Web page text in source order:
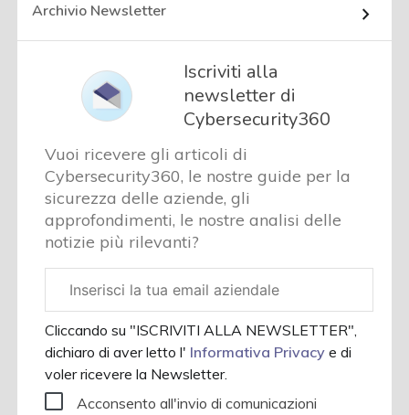
Archivio Newsletter
Iscriviti alla
newsletter di
Cybersecurity360
Vuoi ricevere gli articoli di
Cybersecurity360, le nostre guide per la
sicurezza delle aziende, gli
approfondimenti, le nostre analisi delle
notizie più rilevanti?
aziendale
Cliccando su "ISCRIVITI ALLA NEWSLETTER",
dichiaro di aver letto l' Informativa Privacye di
voler ricevere la Newsletter.
Acconsento all'invio di comunicazioni